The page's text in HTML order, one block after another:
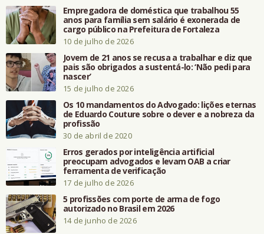
Empregadora de doméstica que trabalhou 55
anos para família sem salário é exonerada de
cargo público na Prefeitura de Fortaleza
10 de julho de 2026
Jovem de 21 anos se recusa a trabalhar e diz que
pais são obrigados a sustentá-lo: ‘Não pedi para
nascer’
15 de julho de 2026
Os 10 mandamentos do Advogado: lições eternas
de Eduardo Couture sobre o dever e a nobreza da
profissão
30 de abril de 2020
Erros gerados por inteligência artificial
preocupam advogados e levam OAB a criar
ferramenta de verificação
17 de julho de 2026
5 profissões com porte de arma de fogo
autorizado no Brasil em 2026
14 de junho de 2026